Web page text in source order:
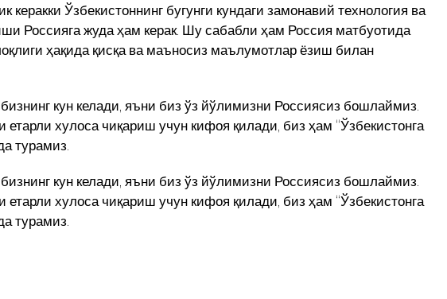
керакки Ўзбекистоннинг бугунги кундаги замонавий технология ва
Россияга жуда ҳам керак. Шу сабабли ҳам Россия матбуотида
ҳақида қисқа ва маъносиз маълумотлар ёзиш билан
кун келади, яъни биз ўз йўлимизни Россиясиз бошлаймиз.
етарли хулоса чиқариш учун кифоя қилади, биз ҳам “Ўзбекистонга
турамиз.
кун келади, яъни биз ўз йўлимизни Россиясиз бошлаймиз.
етарли хулоса чиқариш учун кифоя қилади, биз ҳам “Ўзбекистонга
турамиз.